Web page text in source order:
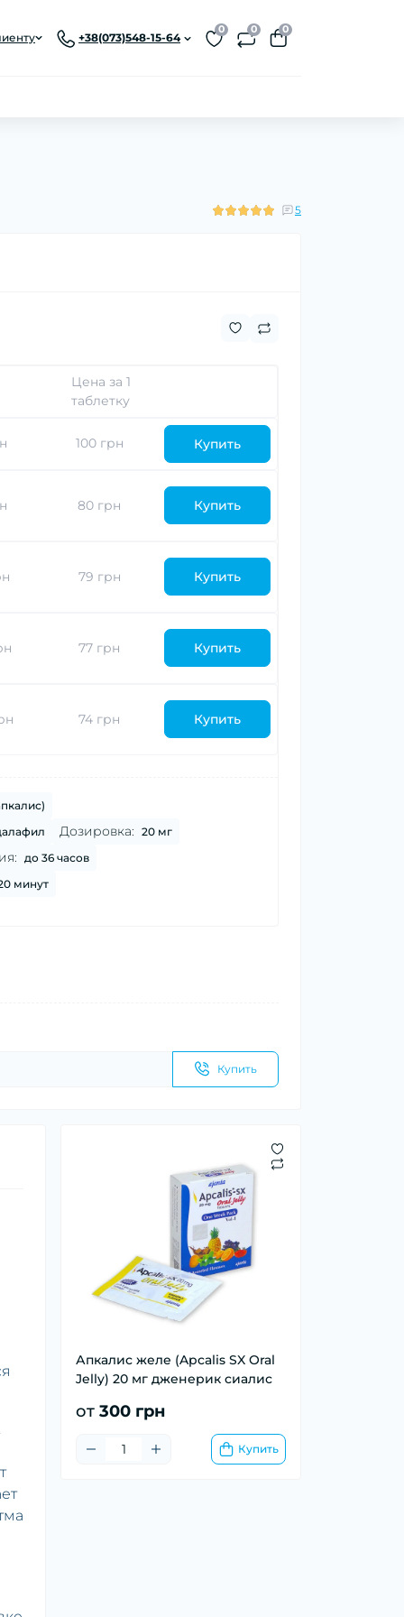
+38(073)548-15-64
0 0 0
5
Цена за 1
таблетку
100 грн Купить
80 грн Купить
79 грн Купить
77 грн Купить
74 грн Купить
Дозировка: 20 мг
до 36 часов
минут
Купить
Апкалис желе (Apcalis SX Oral
Jelly) 20 мг дженерик сиалис
от 300 грн
Купить